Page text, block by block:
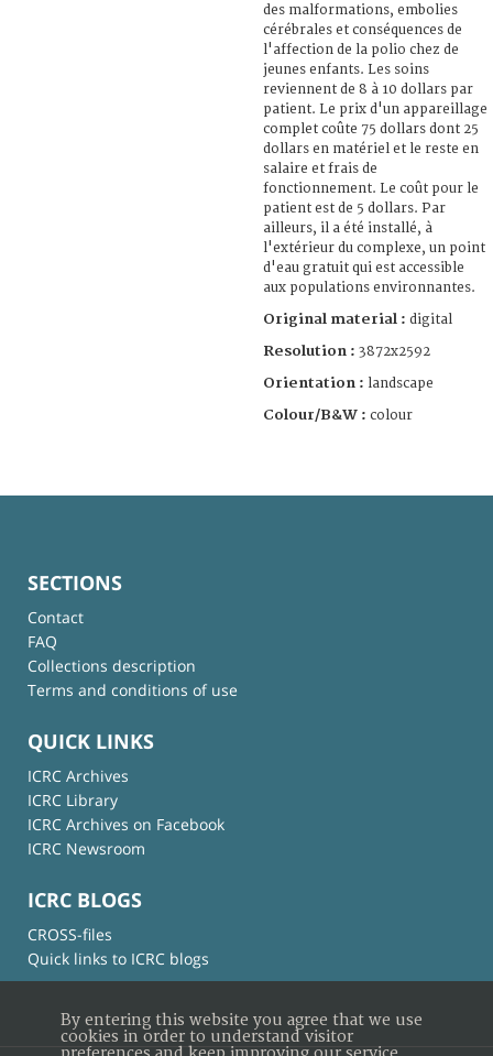
des malformations, embolies
cérébrales et conséquences de
l'affection de la polio chez de
jeunes enfants. Les soins
reviennent de 8 à 10 dollars par
patient. Le prix d'un appareillage
complet coûte 75 dollars dont 25
dollars en matériel et le reste en
salaire et frais de
fonctionnement. Le coût pour le
patient est de 5 dollars. Par
ailleurs, il a été installé, à
l'extérieur du complexe, un point
d'eau gratuit qui est accessible
aux populations environnantes.
Original material : digital
Resolution : 3872x2592
Orientation : landscape
Colour/B&W : colour
SECTIONS
Contact
FAQ
Collections description
Terms and conditions of use
QUICK LINKS
ICRC Archives
ICRC Library
ICRC Archives on Facebook
ICRC Newsroom
ICRC BLOGS
CROSS-files
Quick links to ICRC blogs
By entering this website you agree that we use
cookies in order to understand visitor